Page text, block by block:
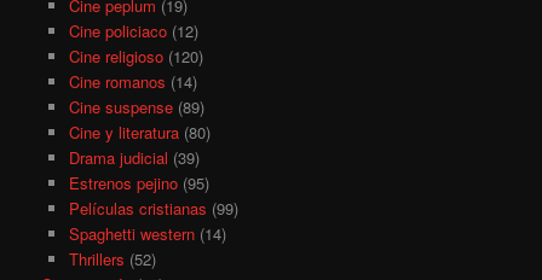
Cine peplum (19)
Cine policiaco(12)
Cine religioso(120)
Cine romanos (14)
Cine suspense(89)
Cine y literatura(80)
Drama judicial (39)
Estrenos pejino(95)
Películas cristianas (99)
Spaghetti western(14)
Thrillers (52)